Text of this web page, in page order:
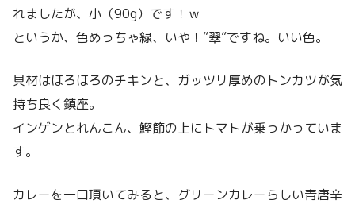
れましたが、小（90g）です！ｗ
というか、色めっちゃ緑、いや！”翠”ですね。いい色。
具材はほろほろのチキンと、ガッツリ厚めのトンカツが気
持ち良く鎮座。
インゲンとれんこん、鰹節の上にトマトが乗っかっていま
す。
カレーを一口頂いてみると、グリーンカレーらしい青唐辛